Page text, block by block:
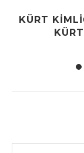
KÜRT